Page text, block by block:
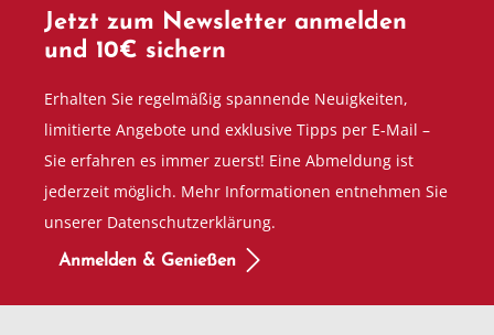
Jetzt zum Newsletter anmelden
und 10€ sichern
Erhalten Sie regelmäßig spannende Neuigkeiten,
limitierte Angebote und exklusive Tipps per E-Mail –
Sie erfahren es immer zuerst! Eine Abmeldung ist
jederzeit möglich. Mehr Informationen entnehmen Sie
unserer Datenschutzerklärung.
Anmelden & Genießen